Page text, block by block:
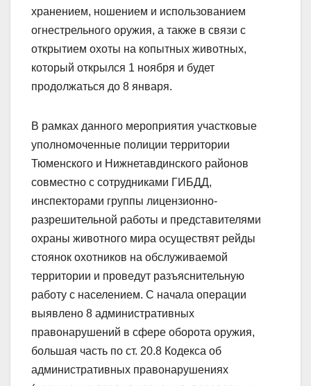
хранением, ношением и использованием
огнестрельного оружия, а также в связи с
открытием охоты на копытных животных,
который открылся 1 ноября и будет
продолжаться до 8 января.
В рамках данного мероприятия участковые
уполномоченные полиции территории
Тюменского и Нижнетавдинского районов
совместно с сотрудниками ГИБДД,
инспекторами группы лицензионно-
разрешительной работы и представителями
охраны животного мира осуществят рейды
стоянок охотников на обслуживаемой
территории и проведут разъяснительную
работу с населением. С начала операции
выявлено 8 административных
правонарушений в сфере оборота оружия,
большая часть по ст. 20.8 Кодекса об
административных правонарушениях